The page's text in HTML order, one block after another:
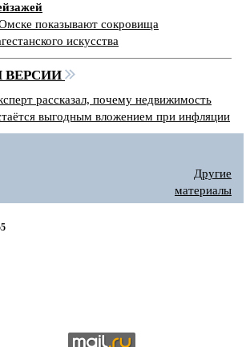
показывают сокровища
искусства
ВЕРСИИ
рассказал, почему недвижимость
выгодным вложением при инфляции
Другие
материалы